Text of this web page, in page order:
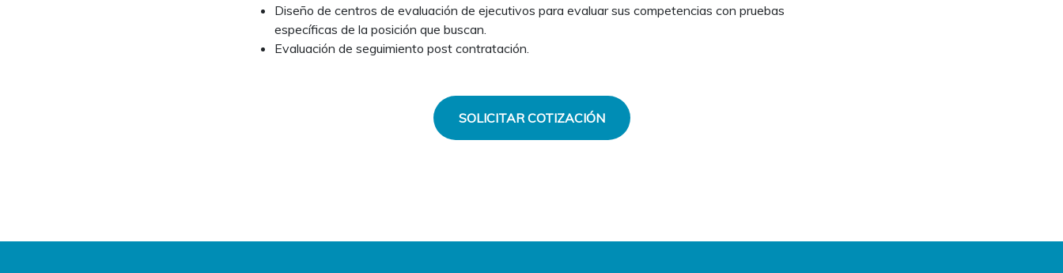
Diseño de centros de evaluación de ejecutivos para evaluar sus competencias con pruebas
específicas de la posición que buscan.
Evaluación de seguimiento post contratación.
SOLICITAR COTIZACIÓN